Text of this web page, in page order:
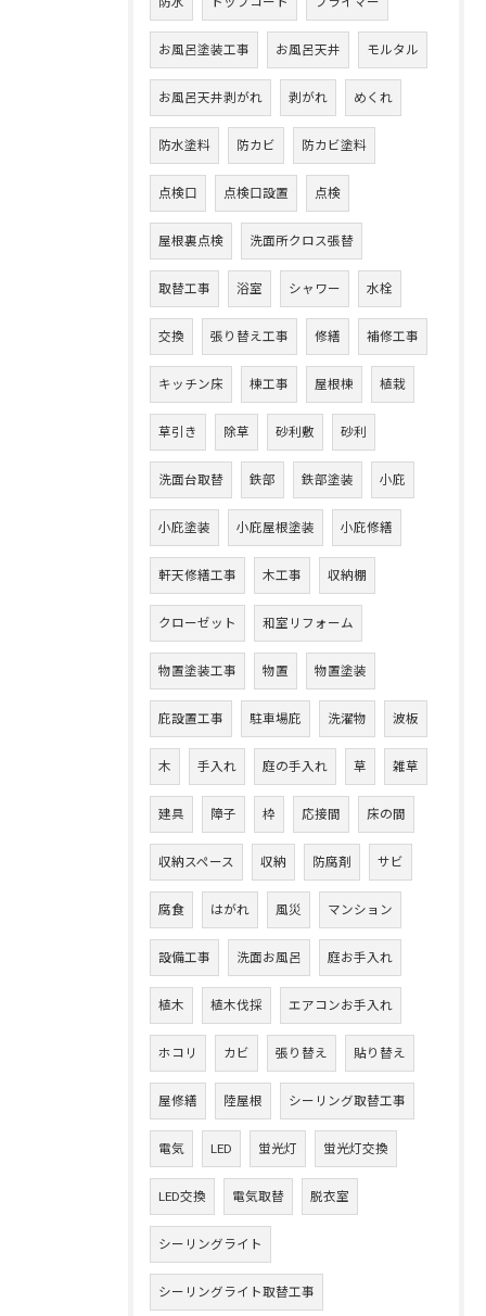
お風呂塗装工事 お風呂天井 モルタル
お風呂天井剥がれ 剥がれ めくれ
防水塗料 防カビ 防カビ塗料
点検口 点検口設置 点検
屋根裏点検 洗面所クロス張替
取替工事 浴室 シャワー 水栓
交換 張り替え工事 修繕 補修工事
キッチン床 棟工事 屋根棟 植栽
草引き 除草 砂利敷 砂利
洗面台取替 鉄部 鉄部塗装 小庇
小庇塗装 小庇屋根塗装 小庇修繕
軒天修繕工事 木工事 収納棚
クローゼット 和室リフォーム
物置塗装工事 物置 物置塗装
庇設置工事 駐車場庇 洗濯物 波板
木 手入れ 庭の手入れ 草 雑草
建具 障子 枠 応接間 床の間
収納スペース 収納 防腐剤 サビ
腐食 はがれ 風災 マンション
設備工事 洗面お風呂 庭お手入れ
植木 植木伐採 エアコンお手入れ
ホコリ カビ 張り替え 貼り替え
屋修繕 陸屋根 シーリング取替工事
電気 LED 蛍光灯 蛍光灯交換
LED交換 電気取替 脱衣室
シーリングライト
シーリングライト取替工事